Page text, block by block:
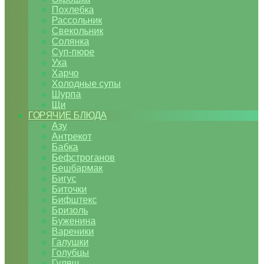
Похлебка
Рассольник
Свекольник
Солянка
Суп-пюре
Уха
Харчо
Холодные супы
Шурпа
Щи
ГОРЯЧИЕ БЛЮДА
Азу
Антрекот
Бабка
Бефстроганов
Бешбармак
Бигус
Биточки
Бифштекс
Бризоль
Буженина
Вареники
Галушки
Голубцы